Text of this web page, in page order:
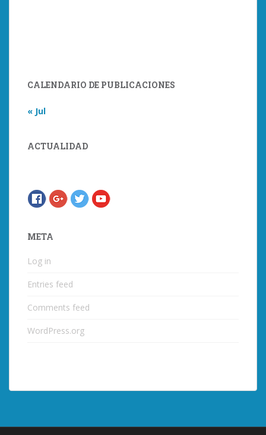
CALENDARIO DE PUBLICACIONES
« Jul
ACTUALIDAD
META
Log in
Entries feed
Comments feed
WordPress.org